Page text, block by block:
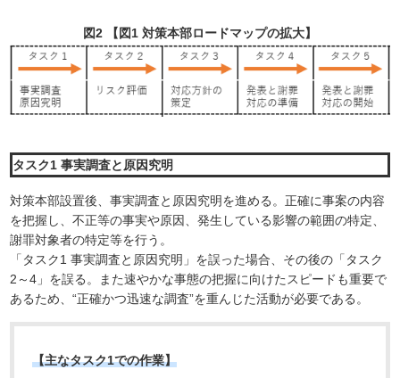
図2 【図1 対策本部ロードマップの拡大】
タスク1 事実調査と原因究明
対策本部設置後、事実調査と原因究明を進める。正確に事案の内容
を把握し、不正等の事実や原因、発生している影響の範囲の特定、
謝罪対象者の特定等を行う。
「タスク1 事実調査と原因究明」を誤った場合、その後の「タスク
2～4」を誤る。また速やかな事態の把握に向けたスピードも重要で
あるため、“正確かつ迅速な調査”を重んじた活動が必要である。
【主なタスク1での作業】